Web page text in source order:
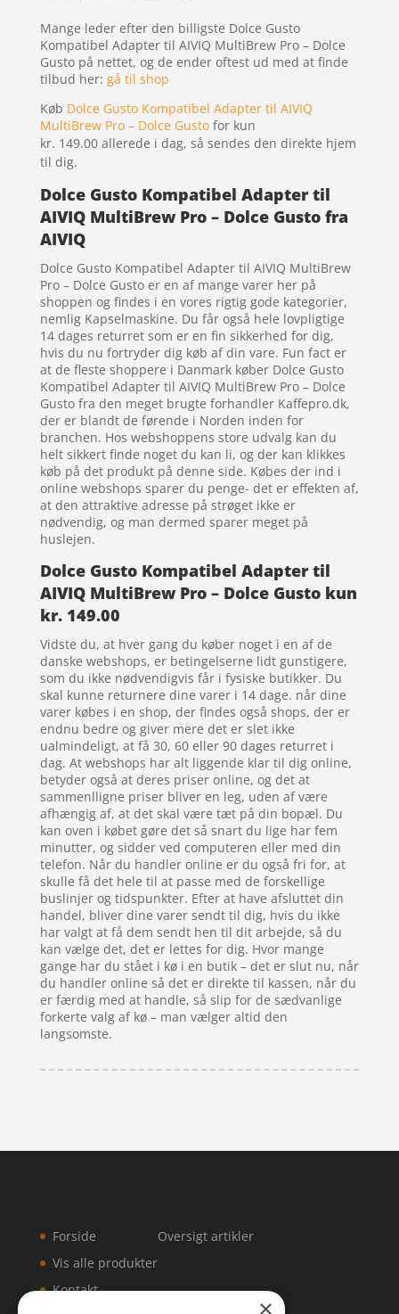
Mange leder efter den billigste Dolce Gusto
Kompatibel Adapter til AIVIQ MultiBrew Pro – Dolce
Gusto på nettet, og de ender oftest ud med at finde
tilbud her: gå til shop
Køb Dolce Gusto Kompatibel Adapter til AIVIQ
MultiBrew Pro – Dolce Gustofor kun
kr. 149.00 allerede i dag, så sendes den direkte hjem
til dig.
Dolce Gusto Kompatibel Adapter til
AIVIQ MultiBrew Pro – Dolce Gusto fra
AIVIQ
Dolce Gusto Kompatibel Adapter til AIVIQ MultiBrew
Pro – Dolce Gusto er en af mange varer her på
shoppen og findes i en vores rigtig gode kategorier,
nemlig Kapselmaskine. Du får også hele lovpligtige
14 dages returret som er en fin sikkerhed for dig,
hvis du nu fortryder dig køb af din vare. Fun fact er
at de fleste shoppere i Danmark køber Dolce Gusto
Kompatibel Adapter til AIVIQ MultiBrew Pro – Dolce
Gusto fra den meget brugte forhandler Kaffepro.dk,
der er blandt de førende i Norden inden for
branchen. Hos webshoppens store udvalg kan du
helt sikkert finde noget du kan li, og der kan klikkes
køb på det produkt på denne side. Købes der ind i
online webshops sparer du penge- det er effekten af,
at den attraktive adresse på strøget ikke er
nødvendig, og man dermed sparer meget på
huslejen.
Dolce Gusto Kompatibel Adapter til
AIVIQ MultiBrew Pro – Dolce Gusto kun
kr. 149.00
Vidste du, at hver gang du køber noget i en af de
danske webshops, er betingelserne lidt gunstigere,
som du ikke nødvendigvis får i fysiske butikker. Du
skal kunne returnere dine varer i 14 dage. når dine
varer købes i en shop, der findes også shops, der er
endnu bedre og giver mere det er slet ikke
ualmindeligt, at få 30, 60 eller 90 dages returret i
dag. At webshops har alt liggende klar til dig online,
betyder også at deres priser online, og det at
sammenlligne priser bliver en leg, uden af være
afhængig af, at det skal være tæt på din bopæl. Du
kan oven i købet gøre det så snart du lige har fem
minutter, og sidder ved computeren eller med din
telefon. Når du handler online er du også fri for, at
skulle få det hele til at passe med de forskellige
buslinjer og tidspunkter. Efter at have afsluttet din
handel, bliver dine varer sendt til dig, hvis du ikke
har valgt at få dem sendt hen til dit arbejde, så du
kan vælge det, det er lettes for dig. Hvor mange
gange har du stået i kø i en butik – det er slut nu, når
du handler online så det er direkte til kassen, når du
er færdig med at handle, så slip for de sædvanlige
forkerte valg af kø – man vælger altid den
langsomste.
Forside
Vis alle produkter
Kontakt
Oversigt artikler